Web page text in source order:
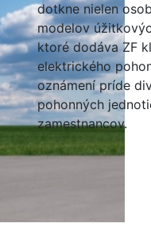
dotkne nielen
modelov
ktoré dodáva ZF
elektrického
oznámení príde
pohonných
zamestnancov.